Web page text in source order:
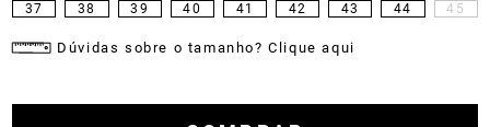
37 38 39 40 41 42 43 44 45
Dúvidas sobre o tamanho? Clique aqui